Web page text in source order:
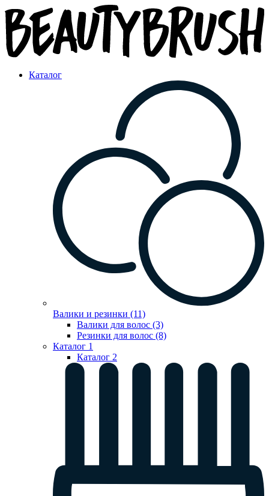
Каталог
Валики и резинки (11)
Валики для волос (3)
Резинки для волос (8)
Каталог 1
Каталог 2